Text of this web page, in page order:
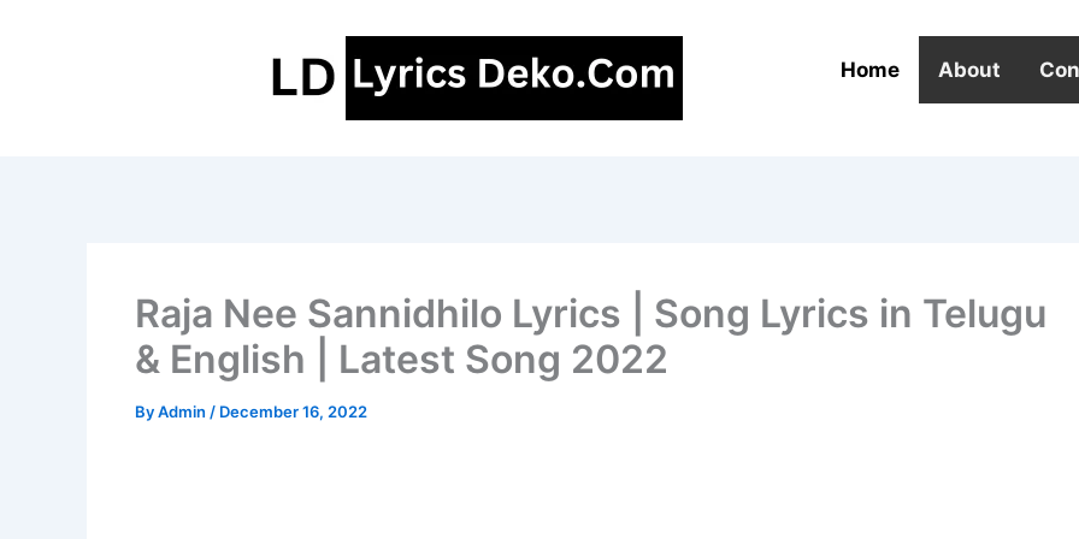
Home About
Raja Nee Sannidhilo Lyrics | Song Lyrics in Telugu
& English | Latest Song 2022
ByAdmin / December 16, 2022